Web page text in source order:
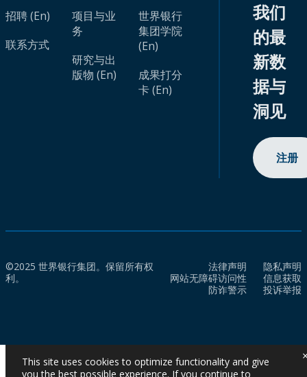
招聘 (En)
联系方式
项目与业
务
研究与出
版物 (En)
世界银行
集团学院
(En)
成果打分
卡 (En)
我们
的最
新数
据与
洞见
注册
©2025 世界银行集团。保留所有权
利。
法律声明
隐私声明
网站无障碍访问性
信息获取
防诈警示
投诉举报
This site uses cookies to optimize functionality and give
you the best possible experience. If you continue to